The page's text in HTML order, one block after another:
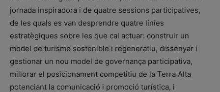
jornada inspiradora i de quatre sessions participatives,
de les quals es van desprendre quatre línies
estratègiques sobre les que cal actuar: construir un
model de turisme sostenible i regeneratiu, dissenyar i
gestionar un nou model de governança participativa,
millorar el posicionament competitiu de la Terra Alta
potenciant la comunicació i promoció turística, i